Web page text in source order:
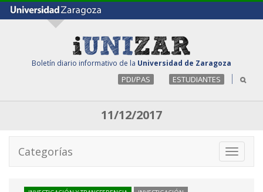
Boletín diario informativo de la Universidad de Zaragoza
PDI/PAS ESTUDIANTES
11/12/2017
Toggle
Categorías